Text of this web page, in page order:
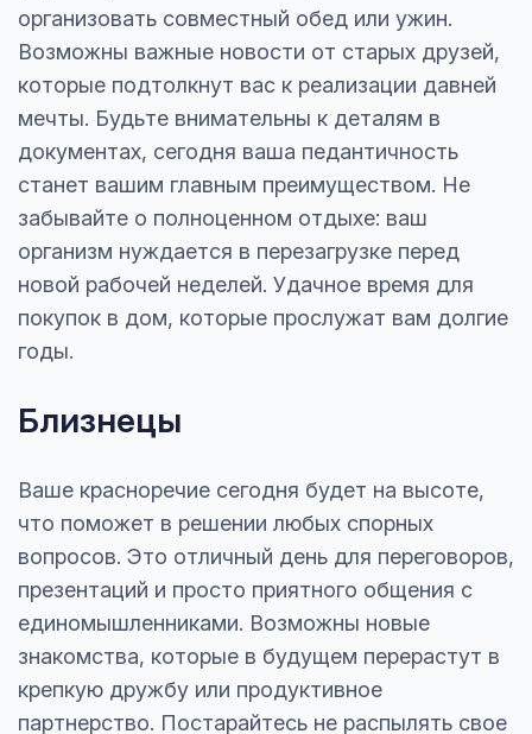
организовать совместный обед или ужин.
Возможны важные новости от старых друзей,
которые подтолкнут вас к реализации давней
мечты. Будьте внимательны к деталям в
документах, сегодня ваша педантичность
станет вашим главным преимуществом. Не
забывайте о полноценном отдыхе: ваш
организм нуждается в перезагрузке перед
новой рабочей неделей. Удачное время для
покупок в дом, которые прослужат вам долгие
годы.
Близнецы
Ваше красноречие сегодня будет на высоте,
что поможет в решении любых спорных
вопросов. Это отличный день для переговоров,
презентаций и просто приятного общения с
единомышленниками. Возможны новые
знакомства, которые в будущем перерастут в
крепкую дружбу или продуктивное
партнерство. Постарайтесь не распылять свое